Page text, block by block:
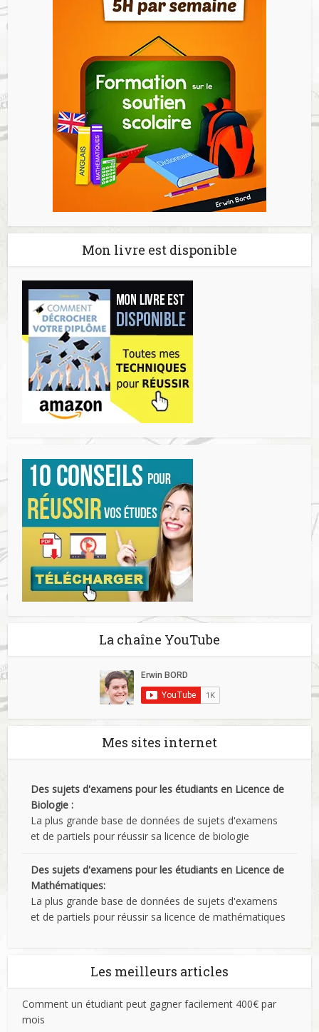
Mon livre est disponible
La chaîne YouTube
Mes sites internet
Des sujets d'examens pour les étudiants en Licence de
Biologie :
La plus grande base de données de sujets d'examens
et de partiels pour réussir sa licence de biologie
Des sujets d'examens pour les étudiants en Licence de
Mathématiques:
La plus grande base de données de sujets d'examens
et de partiels pour réussir sa licence de mathématiques
Les meilleurs articles
Comment un étudiant peut gagner facilement 400€ par
mois